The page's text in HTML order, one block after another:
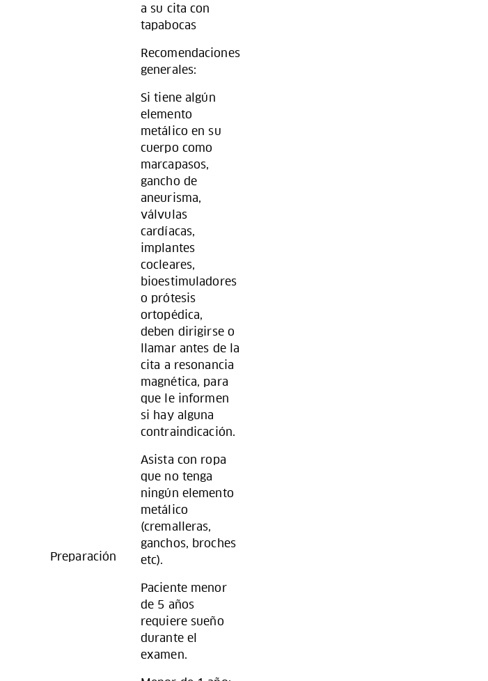
Preparación
a su cita con
tapabocas
Recomendaciones
generales:
Si tiene algún
elemento
metálico en su
cuerpo como
marcapasos,
gancho de
aneurisma,
válvulas
cardíacas,
implantes
cocleares,
bioestimuladores
o prótesis
ortopédica,
deben dirigirse o
llamar antes de la
cita a resonancia
magnética, para
que le informen
si hay alguna
contraindicación.
Asista con ropa
que no tenga
ningún elemento
metálico
(cremalleras,
ganchos, broches
etc).
Paciente menor
de 5 años
requiere sueño
durante el
examen.